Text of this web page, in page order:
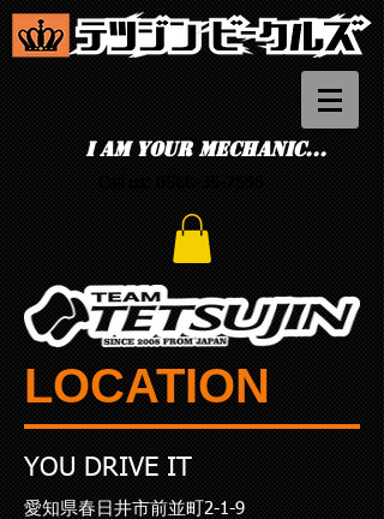
I am your mechanic...
LOCATION
YOU DRIVE IT
愛知県春日井市前並町2-1-9